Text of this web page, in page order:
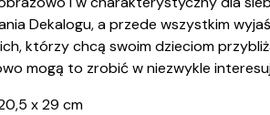
Dekalogu, a przede wszystkim
którzy chcą swoim dzieciom
mogą to zrobić w niezwykle
x 29 cm